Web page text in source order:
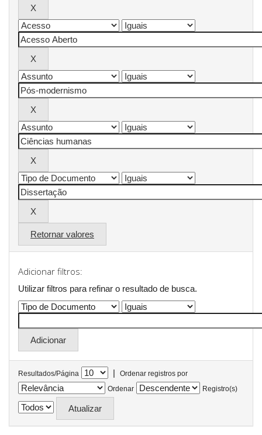
Retornar valores
Adicionar filtros:
Utilizar filtros para refinar o resultado de busca.
Resultados/Página |
Ordenar registros por
Ordenar
Registro(s)